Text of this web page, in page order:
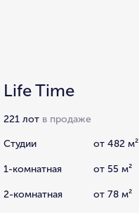
Life Time
221 лот в продаже
Студии от 482 м²
1-комнатная от 55 м²
2-комнатная от 78 м²